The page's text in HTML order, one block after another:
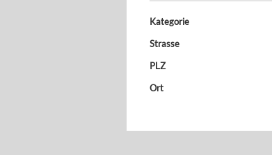
Kategorie
Strasse
PLZ
Ort